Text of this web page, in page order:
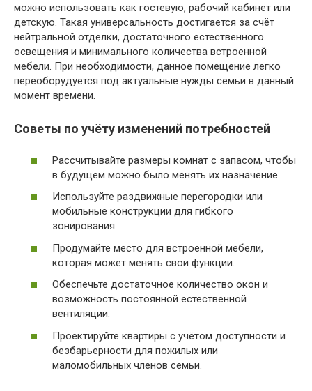
можно использовать как гостевую, рабочий кабинет или
детскую. Такая универсальность достигается за счёт
нейтральной отделки, достаточного естественного
освещения и минимального количества встроенной
мебели. При необходимости, данное помещение легко
переоборудуется под актуальные нужды семьи в данный
момент времени.
Советы по учёту изменений потребностей
Рассчитывайте размеры комнат с запасом, чтобы
в будущем можно было менять их назначение.
Используйте раздвижные перегородки или
мобильные конструкции для гибкого
зонирования.
Продумайте место для встроенной мебели,
которая может менять свои функции.
Обеспечьте достаточное количество окон и
возможность постоянной естественной
вентиляции.
Проектируйте квартиры с учётом доступности и
безбарьерности для пожилых или
маломобильных членов семьи.